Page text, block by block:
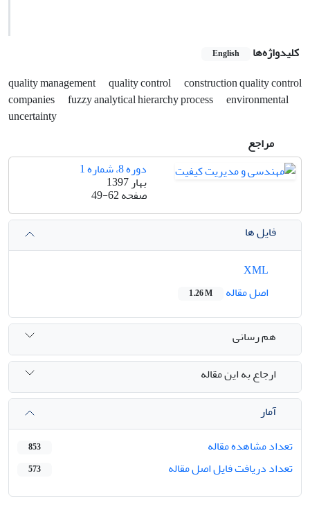
کلیدواژه‌ها English
quality management quality control
construction quality control
companies
fuzzy analytical hierarchy process
environmental
uncertainty
مراجع
دوره 8، شماره 1
بهار 1397
صفحه49-62
فایل ها
اصل مقاله
1.26 M
هم رسانی
ارجاع به این مقاله
آمار
تعداد مشاهده مقاله
853
تعداد دریافت فایل اصل مقاله 573